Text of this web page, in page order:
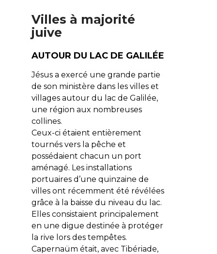
Villes à majorité
juive
AUTOUR DU LAC DE GALILÉE
Jésus a exercé une grande partie
de son ministère dans les villes et
villages autour du lac de Galilée,
une région aux nombreuses
collines.
Ceux-ci étaient entièrement
tournés vers la pêche et
possédaient chacun un port
aménagé. Les installations
portuaires d’une quinzaine de
villes ont récemment été révélées
grâce à la baisse du niveau du lac.
Elles consistaient principalement
en une digue destinée à protéger
la rive lors des tempêtes.
Capernaüm était, avec Tibériade,